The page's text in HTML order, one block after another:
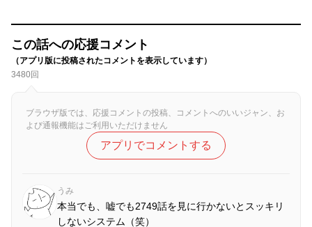
この話への応援コメント
（アプリ版に投稿されたコメントを表示しています）
3480回
ブラウザ版では、応援コメントの投稿、コメントへのいいジャン、お
よび通報機能はご利用いただけません
アプリでコメントする
うみ
本当でも、嘘でも2749話を見に行かないとスッキリ
しないシステム（笑）